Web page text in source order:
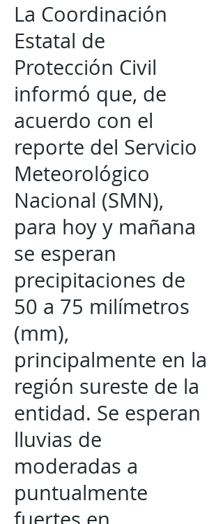
La Coordinación
Estatal de
Protección Civil
informó que, de
acuerdo con el
reporte del Servicio
Meteorológico
Nacional (SMN),
para hoy y mañana
se esperan
precipitaciones de
50 a 75 milímetros
(mm),
principalmente en la
región sureste de la
entidad. Se esperan
lluvias de
moderadas a
puntualmente